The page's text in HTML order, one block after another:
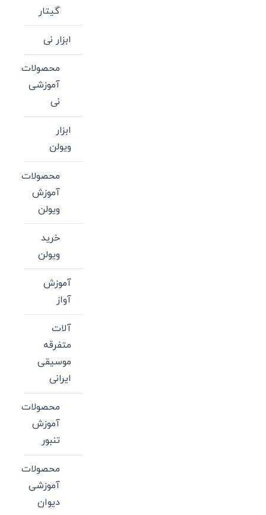
گیتار
ابزار نی
محصولات
آموزشی
نی
ابزار
ویولن
محصولات
آموزش
ویولن
خرید
ویولن
آموزش
آواز
آلات
متفرقه
موسیقی
ایرانی
محصولات
آموزش
تنبور
محصولات
آموزشی
دیوان